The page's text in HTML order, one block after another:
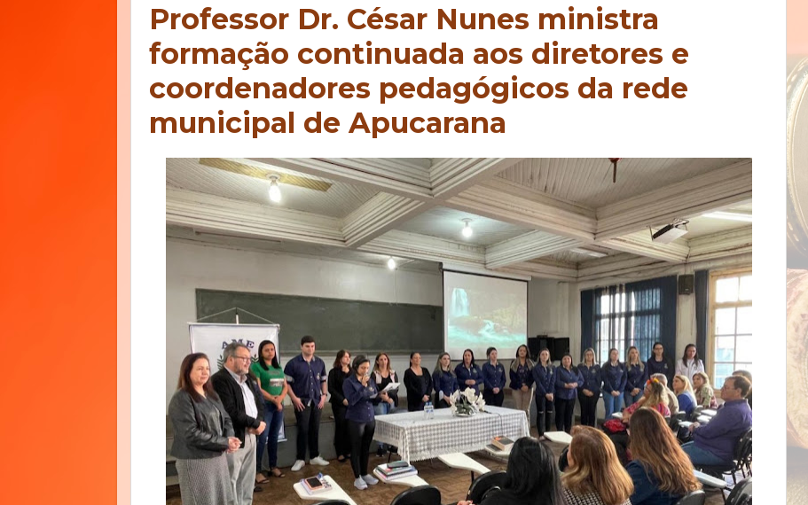
Professor Dr. César Nunes ministra
formação continuada aos diretores e
coordenadores pedagógicos da rede
municipal de Apucarana